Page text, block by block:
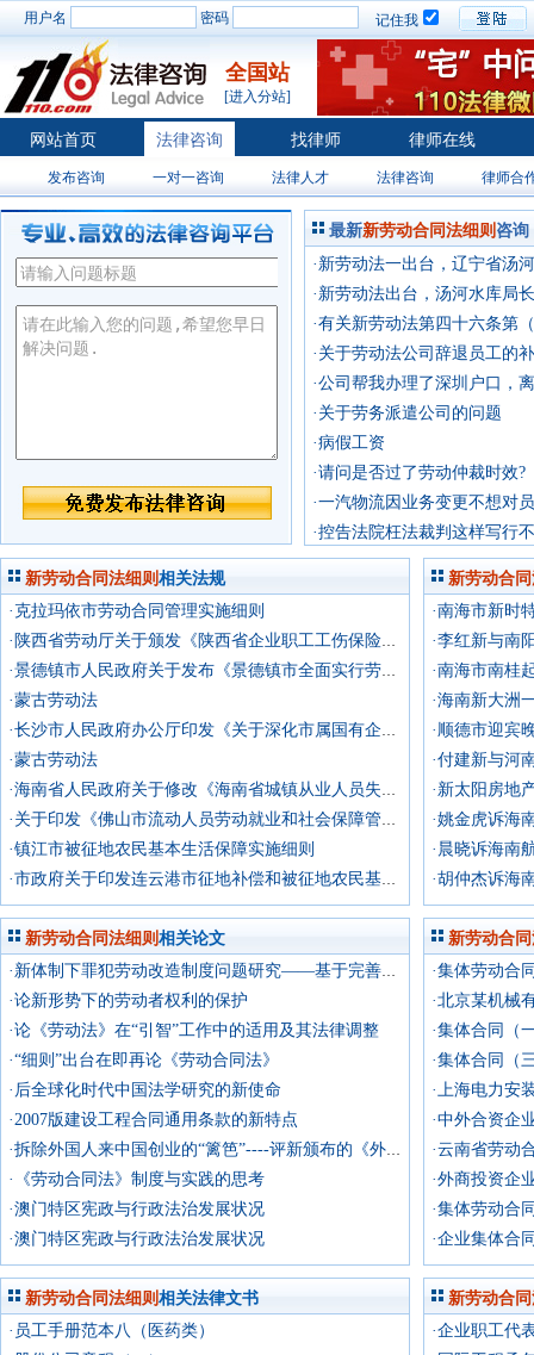
用户名 密码 记住我
全国站
[进入分站]
网站首页 法律咨询 找律师 律师在线
发布咨询 一对一咨询 法律人才 法律咨询 律师合
最新新劳动合同法细则 咨询
·新劳动法一出台，辽宁省汤
合理？
·新劳动法出台，汤河水库局
不合理？
·有关新劳动法第四十六条第
·关于劳动法公司辞退员工的
·公司帮我办理了深圳户口，
五条规定只有培训及竞业限
·关于劳务派遣公司的问题
·病假工资
·请问是否过了劳动仲裁时效?
·一汽物流因业务变更不想对
了个下家，还带强迫性质！
·控告法院枉法裁判这样写行
新劳动合同法细则 相关法规
·克拉玛依市劳动合同管理实施细则
·陕西省劳动厅关于颁发《陕西省企业职工工伤保险实施细则（试行）》的通知
·景德镇市人民政府关于发布《景德镇市全面实行劳动合同制度实施细则》的通知
·蒙古劳动法
·长沙市人民政府办公厅印发《关于深化市属国有企业改革的实施细则》的通知
·蒙古劳动法
·海南省人民政府关于修改《海南省城镇从业人员失业保险条例实施细则》的决定
·关于印发《佛山市流动人员劳动就业和社会保障管理实施细则》的通知
·镇江市被征地农民基本生活保障实施细则
·市政府关于印发连云港市征地补偿和被征地农民基本生活保障实施细则的通知
新劳动合
·李红新与南
·海南新大洲
·付建新与河
·姚金虎诉海
·晨晓诉海南
·胡仲杰诉海
新劳动合同法细则 相关论文
·新体制下罪犯劳动改造制度问题研究——基于完善监狱法规的维度
·论新形势下的劳动者权利的保护
·论《劳动法》在“引智”工作中的适用及其法律调整
·“细则”出台在即再论《劳动合同法》
·后全球化时代中国法学研究的新使命
·2007版建设工程合同通用条款的新特点
·拆除外国人来中国创业的“篱笆”----评新颁布的《外国企业或者个人在中国境内设立合伙企业管理办法》
·《劳动合同法》制度与实践的思考
·澳门特区宪政与行政法治发展状况
·澳门特区宪政与行政法治发展状况
新劳动合
·集体劳动合
·集体合同（
·集体合同（
·上海电力安
·中外合资企
·云南省劳动
·外商投资企
·集体劳动合
·企业集体合
新劳动合同法细则 相关法律文书
·员工手册范本八（医药类）
新劳动合
·企业职工代